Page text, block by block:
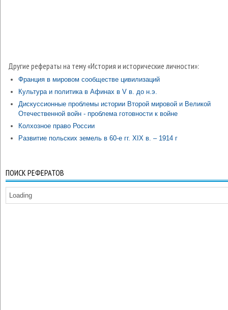
Другие рефераты на тему «История и исторические личности»:
Франция в мировом сообществе цивилизаций
Культура и политика в Афинах в V в. до н.э.
Дискуссионные проблемы истории Второй мировой и Великой
Отечественной войн - проблема готовности к войне
Колхозное право России
Развитие польских земель в 60-е гг. XIX в. – 1914 г
ПОИСК РЕФЕРАТОВ
Loading